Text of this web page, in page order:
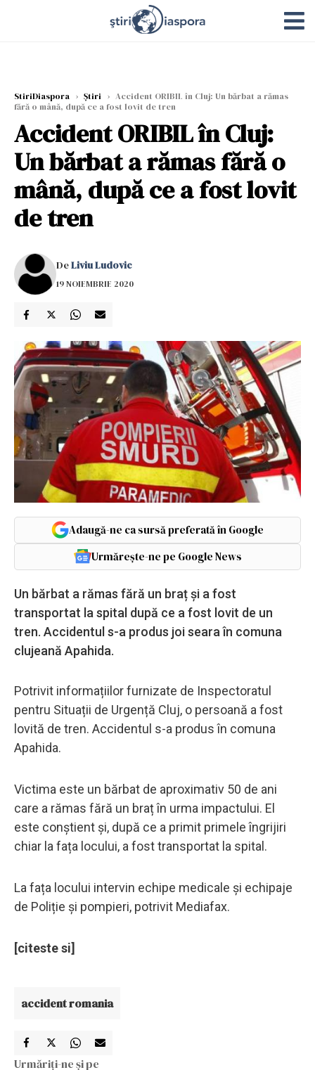
StiriDiaspora › Știri › Accident ORIBIL în Cluj: Un bărbat a rămas
fără o mână, după ce a fost lovit de tren
Accident ORIBIL în Cluj:
Un bărbat a rămas fără o
mână, după ce a fost lovit
de tren
DeLiviu Ludovic
19 NOIEMBRIE 2020
Adaugă-ne ca sursă preferată în Google
Urmărește-ne pe Google News
Un bărbat a rămas fără un braț și a fost
transportat la spital după ce a fost lovit de un
tren. Accidentul s-a produs joi seara în comuna
clujeană Apahida.
Potrivit informațiilor furnizate de Inspectoratul
pentru Situații de Urgență Cluj, o persoană a fost
lovită de tren. Accidentul s-a produs în comuna
Apahida.
Victima este un bărbat de aproximativ 50 de ani
care a rămas fără un braț în urma impactului. El
este conștient și, după ce a primit primele îngrijiri
chiar la fața locului, a fost transportat la spital.
La fața locului intervin echipe medicale și echipaje
de Poliție și pompieri, potrivit Mediafax.
[citeste si]
accident romania
Urmăriți-ne și pe